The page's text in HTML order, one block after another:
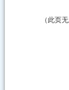
（此页